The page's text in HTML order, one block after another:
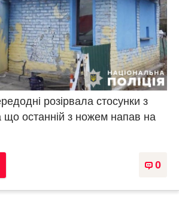
розірвала стосунки з
останній з ножем напав на
0